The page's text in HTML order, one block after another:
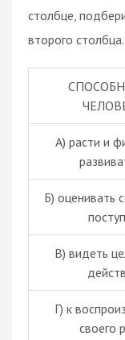
столбце,
второго столбца.
А) расти и
Б) оценивать
В) видеть
Г) к
своего